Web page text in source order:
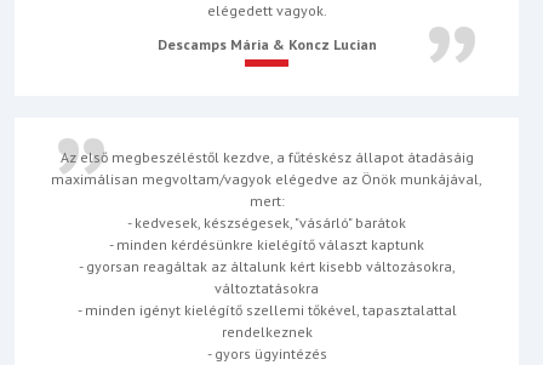
elégedett vagyok.
Descamps Mária & Koncz Lucian
Az első megbeszéléstől kezdve, a fűtéskész állapot átadásáig
maximálisan megvoltam/vagyok elégedve az Önök munkájával,
mert:
- kedvesek, készségesek, "vásárló" barátok
- minden kérdésünkre kielégítő választ kaptunk
- gyorsan reagáltak az általunk kért kisebb változásokra,
változtatásokra
- minden igényt kielégítő szellemi tőkével, tapasztalattal
rendelkeznek
- gyors ügyintézés